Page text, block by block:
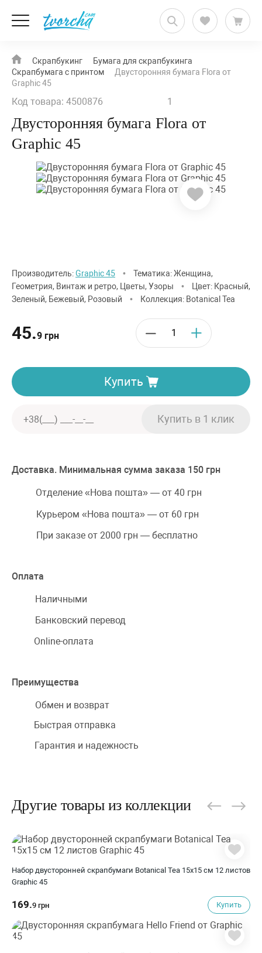
Скрапбукинг
Бумага для скрапбукинга
Скрапбумага с принтом
Двусторонняя бумага Flora от
Graphic 45
Код товара: 4500876 1
Двусторонняя бумага Flora от
Graphic 45
Производитель:Graphic 45 •
Тематика: Женщина,
Геометрия, Винтаж и ретро, Цветы, Узоры
•
Цвет: Красный,
Зеленый, Бежевый, Розовый
• Коллекция: Botanical Tea
45.9 грн
Купить
Доставка. Минимальная сумма заказа 150 грн
Отделение «Нова пошта» — от 40 грн
Курьером «Нова пошта» — от 60 грн
При заказе от 2000 грн — бесплатно
Оплата
Наличными
Банковский перевод
Online-оплата
Преимущества
Обмен и возврат
Быстрая отправка
Гарантия и надежность
Другие товары из коллекции
Набор двусторонней скрапбумаги Botanical Tea 15х15 см 12 листов
Graphic 45
169.9 грн Купить